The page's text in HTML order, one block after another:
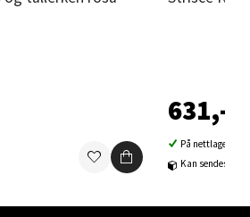
631,-
På nettlager
Kan sendes til